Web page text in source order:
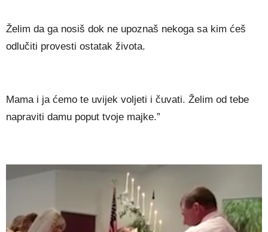
Želim da ga nosiš dok ne upoznaš nekoga sa kim ćeš
odlučiti provesti ostatak života.
Mama i ja ćemo te uvijek voljeti i čuvati. Želim od tebe
napraviti damu poput tvoje majke.”